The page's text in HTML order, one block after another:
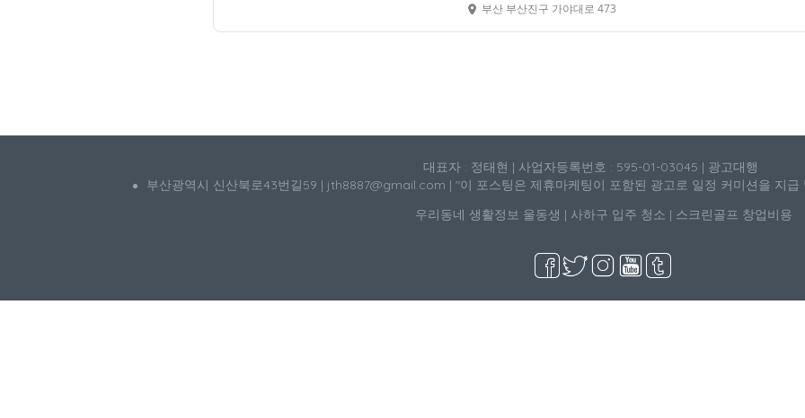
부산 부산진구 가야대로 473
대표자 : 정태현 | 사업자등록번호 : 595-01-03045 | 광고대행
부산광역시 신산북로43번길59 | jth8887@gmail.com | "이 포스팅은 제휴마케팅이 포함된 광고로 일정 커미션을 지급
우리동네 생활정보 울동생 | 사하구 입주 청소 | 스크린골프 창업비용